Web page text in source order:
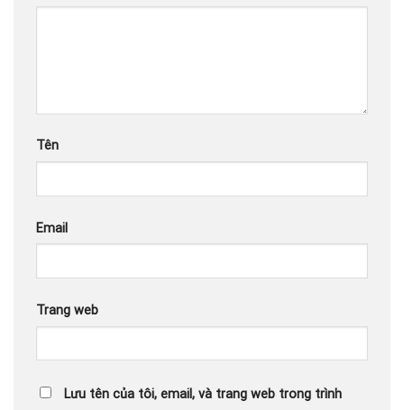
Tên
Email
Trang web
Lưu tên của tôi, email, và trang web trong trình